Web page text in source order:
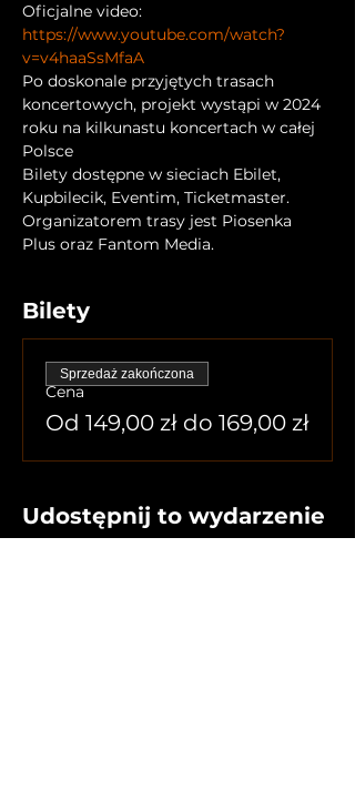
Oficjalne video:
https://www.youtube.com/watch?
v=v4haaSsMfaA
Po doskonale przyjętych trasach
koncertowych, projekt wystąpi w 2024
roku na kilkunastu koncertach w całej
Polsce
Bilety dostępne w sieciach Ebilet,
Kupbilecik, Eventim, Ticketmaster.
Organizatorem trasy jest Piosenka
Plus oraz Fantom Media.
Bilety
Cena
Od 149,00 zł do 169,00 zł
Sprzedaż zakończona
Udostępnij to wydarzenie